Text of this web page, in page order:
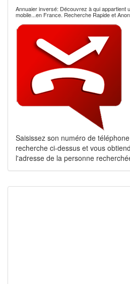
Annuaier inversé: Découvrez à qui appartient
mobile...en France. Recherche Rapide et
Saisissez son numéro de
recherche ci-dessus et vous
l'adresse de la personne